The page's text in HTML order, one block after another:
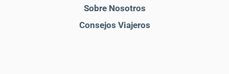
Sobre Nosotros
Consejos Viajeros